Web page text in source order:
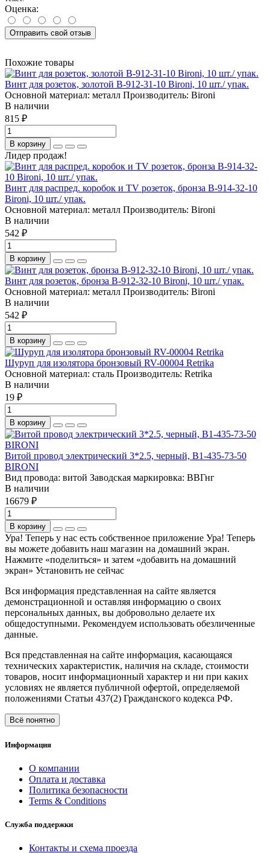
Оценка:
Отправить свой отзыв
Похожие товары
Винт для розеток, золотой B-912-31-10 Bironi, 10 шт./ упак.
Основной материал: металл Производитель: Bironi
В наличии
815 ₽
В корзину
Лидер продаж!
Винт для распред. коробок и TV розеток, бронза B-914-32-10
Bironi, 10 шт./ упак.
Основной материал: металл Производитель: Bironi
В наличии
542 ₽
В корзину
Винт для розеток, бронза B-912-32-10 Bironi, 10 шт./ упак.
Основной материал: металл Производитель: Bironi
В наличии
542 ₽
В корзину
Шуруп для изолятора бронзовый RV-00004 Retrika
Основной материал: сталь Производитель: Retrika
В наличии
19 ₽
В корзину
Витой провод электрический 3*2.5, черный, B1-435-73-50
BIRONI
Вид провода: витой Заводская маркировка: ВВГнг
В наличии
16679 ₽
В корзину
Ура! Теперь у нас есть собственное приложение Ура! Теперь
вы можете добавить наш магазин на домашний экран.
Нажмите «поделиться» и затем «добавить на домашний
экран» Установить не сейчас
Вся информация представленная на сайте является
демонстрационной и оставляя информацию о своих
персональных данных, вы добровольно делаете их
общедоступными. Рекомендуем использовать обезличенные
данные.
Вся представленная на сайте информация, касающаяся
технических характеристик, наличия на складе, стоимости
товаров, носит информационный характер и ни при каких
условиях не является публичной офертой, определяемой
положениями Статьи 437(2) Гражданского кодекса РФ.
Всё понятно
Информация
О компании
Оплата и доставка
Политика безопасности
Terms & Conditions
Служба поддержки
Контакты и схема проезда